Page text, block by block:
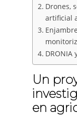
Drones,
artificial
DRONIA
Un
en